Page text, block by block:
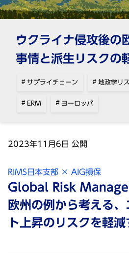
プ
で
す
ウクライナ侵攻後の
事情と派⽣リスクの
サプライチェーン 地政学リ
ERM ヨーロッパ
2023年11⽉6⽇ 公開
RIMS⽇本⽀部 × AIG損保
Global Risk
欧州の例から考える
ト上昇のリスクを軽